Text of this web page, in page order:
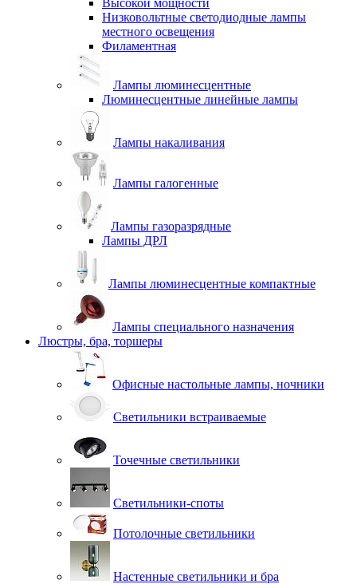
Высокой мощности
Низковольтные светодиодные лампы
местного освещения
Филаментная
Лампы люминесцентные
Люминесцентные линейные лампы
Лампы накаливания
Лампы галогенные
Лампы газоразрядные
Лампы ДРЛ
Лампы люминесцентные компактные
Лампы специального назначения
Люстры, бра, торшеры
Офисные настольные лампы, ночники
Светильники встраиваемые
Точечные светильники
Светильники-споты
Потолочные светильники
Настенные светильники и бра